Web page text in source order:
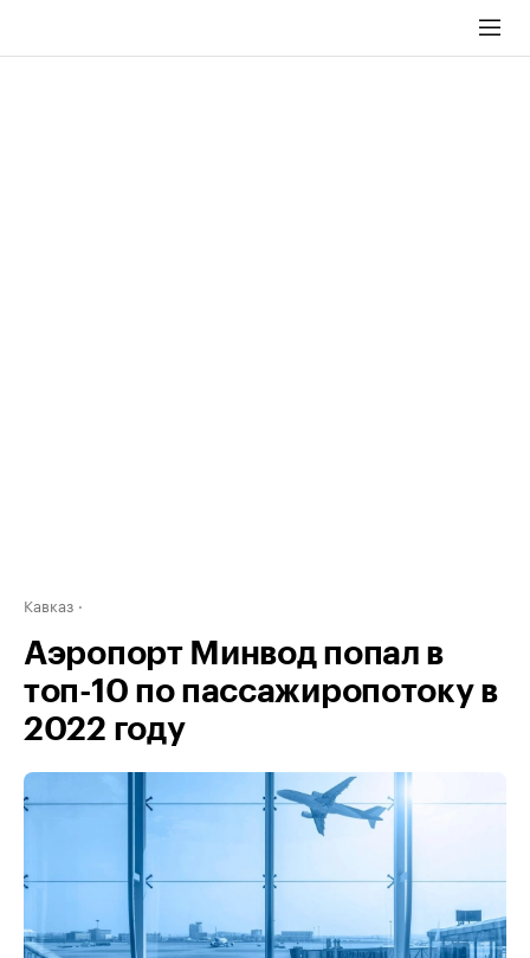
Кавказ
Аэропорт Минвод попал в
топ-10 по пассажиропотоку в
2022 году